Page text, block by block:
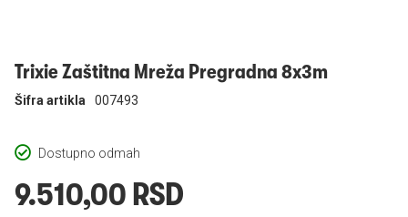
Trixie Zaštitna Mreža Pregradna 8x3m
Dostupno odmah
Šifra artikla 007493
9.510,00 RSD